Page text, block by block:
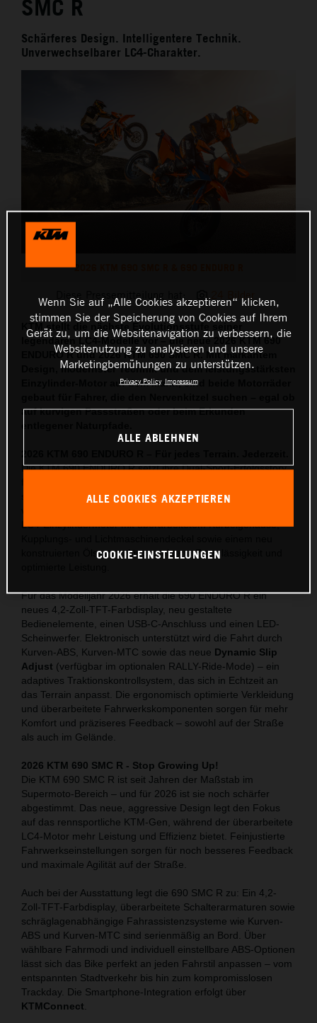
SMC R
Schärferes Design. Intelligentere Technik.
Unverwechselbarer LC4-Charakter.
2026 KTM 690 SMC R & 690 ENDURO R
KTM stellt die nächste Evolutionsstufe seiner
legendären LC4-Modelle vor – die neue 2026 KTM 690
ENDURO R und 2026 KTM 690 SMC R. Mit markantem
Design, modernster Technik und dem leistungsstärksten
Einzylinder-Motor auf dem Markt, sind beide Motorräder
auf kurvigen Passstraßen oder beim Erkunden
Die KTM 690 ENDURO R setzt ihre Dual-Sport-Erfolgsstory
steigern und gleichzeitig den Fahrkomfort auf der Straße
LC4-Einzylindermotor mit überarbeitetem Kurbelgehäuse,
konstruierten Ölsystem für gesteigerte Zuverlässigkeit und
Für das Modelljahr 2026 erhält die 690 ENDURO R ein
neues 4,2-Zoll-TFT-Farbdisplay, neu gestaltete
Bedienelemente, einen USB-C-Anschluss und einen LED-
Scheinwerfer. Elektronisch unterstützt wird die Fahrt durch
Kurven-ABS, Kurven-MTC sowie das neue Dynamic Slip
Adjust (verfügbar im optionalen RALLY-Ride-Mode) – ein
adaptives Traktionskontrollsystem, das sich in Echtzeit an
das Terrain anpasst. Die ergonomisch optimierte Verkleidung
und überarbeitete Fahrwerkskomponenten sorgen für mehr
Komfort und präziseres Feedback – sowohl auf der Straße
als auch im Gelände.
2026 KTM 690 SMC R - Stop Growing Up!
Die KTM 690 SMC R ist seit Jahren der Maßstab im
Supermoto-Bereich – und für 2026 ist sie noch schärfer
abgestimmt. Das neue, aggressive Design legt den Fokus
auf das rennsportliche KTM-Gen, während der überarbeitete
LC4-Motor mehr Leistung und Effizienz bietet. Feinjustierte
Fahrwerkseinstellungen sorgen für noch besseres Feedback
und maximale Agilität auf der Straße.
Auch bei der Ausstattung legt die 690 SMC R zu: Ein 4,2-
Zoll-TFT-Farbdisplay, überarbeitete Schalterarmaturen sowie
schräglagenabhängige Fahrassistenzsysteme wie Kurven-
ABS und Kurven-MTC sind serienmäßig an Bord. Über
wählbare Fahrmodi und individuell einstellbare ABS-Optionen
lässt sich das Bike perfekt an jeden Fahrstil anpassen – vom
entspannten Stadtverkehr bis hin zum kompromisslosen
Trackday. Die Smartphone-Integration erfolgt über
KTMConnect
Wenn Sie auf „Alle Cookies akzeptieren“ klicken,
stimmen Sie der Speicherung von Cookies auf Ihrem
Gerät zu, um die Websitenavigation zu verbessern, die
Websitenutzung zu analysieren und unsere
Marketingbemühungen zu unterstützen.
Privacy Policy Impressum
ALLE ABLEHNEN
ALLE COOKIES AKZEPTIEREN
COOKIE-EINSTELLUNGEN